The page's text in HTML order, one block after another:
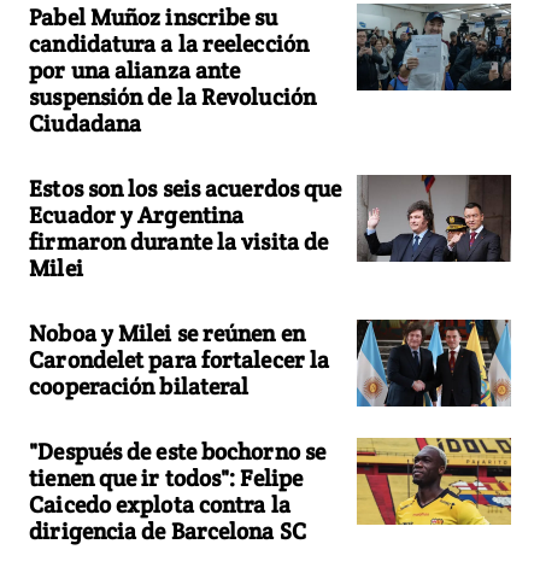
Pabel Muñoz inscribe su
candidatura a la reelección
por una alianza ante
suspensión de la Revolución
Ciudadana
Estos son los seis acuerdos que
Ecuador y Argentina
firmaron durante la visita de
Milei
Noboa y Milei se reúnen en
Carondelet para fortalecer la
cooperación bilateral
"Después de este bochorno se
tienen que ir todos": Felipe
Caicedo explota contra la
dirigencia de Barcelona SC